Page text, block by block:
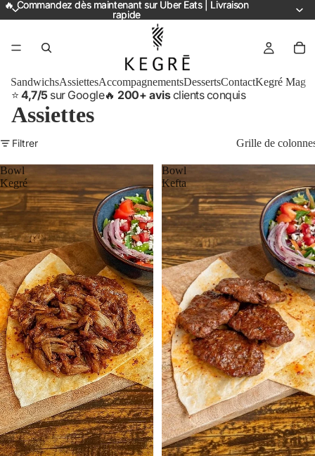
🔥 Commandez dès maintenant sur Uber Eats | Livraison
rapide
🔥 Commandez dès maintenant sur Uber Eats | Livraison
rapide
SandwichsAssiettesAccompagnementsDessertsContactKegré Mag
⭐4,7/5sur Google🔥 200+ avisclients conquis
Assiettes
Filtrer Grille de
Bowl
Kegré
Bowl
Kefta